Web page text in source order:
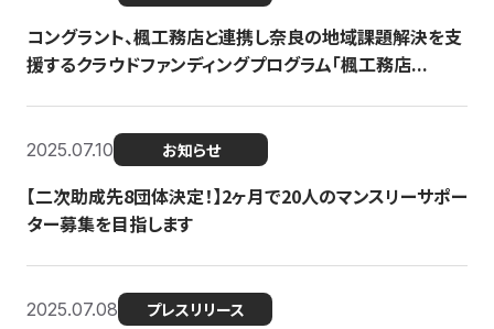
コングラント、楓工務店と連携し奈良の地域課題解決を支
援するクラウドファンディングプログラム「楓工務店...
2025.07.10 お知らせ
【二次助成先8団体決定！】2ヶ月で20人のマンスリーサポー
ター募集を目指します
2025.07.08 プレスリリース